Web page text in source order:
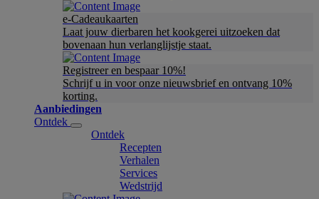
e-Cadeaukaarten
Laat jouw dierbaren het kookgerei uitzoeken dat
bovenaan hun verlanglijstje staat.
Registreer en bespaar 10%!
Schrijf u in voor onze nieuwsbrief en ontvang 10%
korting.
Aanbiedingen
Ontdek
Ontdek
Recepten
Verhalen
Services
Wedstrijd